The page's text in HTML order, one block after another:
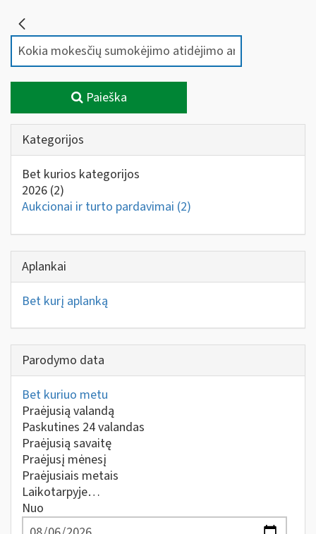
Paieška
Kategorijos
Bet kurios kategorijos
2026 (2)
Aukcionai ir turto pardavimai (2)
Aplankai
Bet kurį aplanką
Parodymo data
Bet kuriuo metu
Praėjusią valandą
Paskutines 24 valandas
Praėjusią savaitę
Praėjusį mėnesį
Praėjusiais metais
Laikotarpyje…
Nuo